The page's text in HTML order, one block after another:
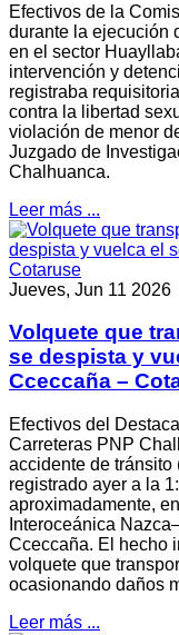
Efectivos de la
durante la ejecución
en el sector
intervención y
registraba
contra la libertad
violación de menor
Juzgado de
Chalhuanca.
Leer más ...
Jueves, Jun 11 2026
Volquete que
se despista y
Cceccaña –
Efectivos del
Carreteras PNP
accidente de tránsito
registrado ayer a la
aproximadamente,
Interoceánica
Cceccaña. El hecho
volquete que
ocasionando daños
Leer más ...